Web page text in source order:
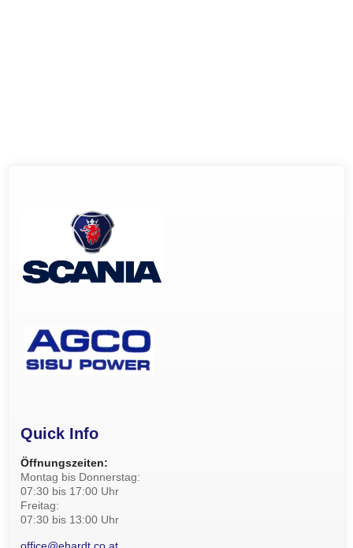
Quick Info
Öffnungszeiten:
Montag bis Donnerstag:
07:30 bis 17:00 Uhr
Freitag:
07:30 bis 13:00 Uhr